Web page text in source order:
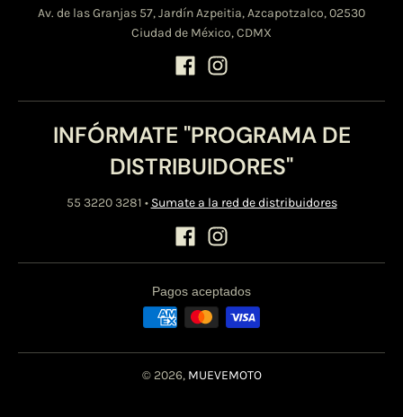
Av. de las Granjas 57, Jardín Azpeitia, Azcapotzalco, 02530
Ciudad de México, CDMX
INFÓRMATE "PROGRAMA DE
DISTRIBUIDORES"
55 3220 3281 • Sumate a la red de distribuidores
Pagos aceptados
© 2026, MUEVEMOTO